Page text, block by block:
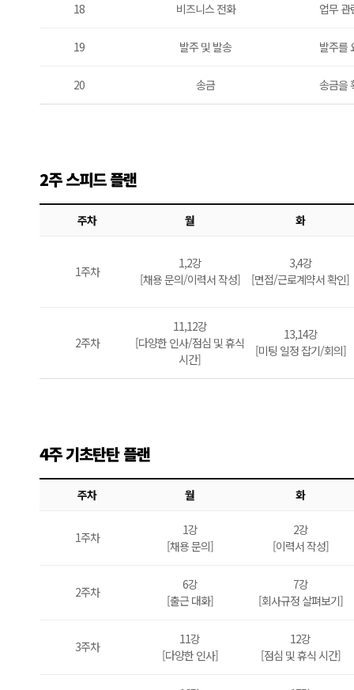
18 비즈니스 전화 업무 관
19 발주 및 발송 발주를
20 송금 송금을
2주 스피드 플랜
주차 월 화
1주차
1,2강
[채용 문의/이력서 작성]
3,4강
[면접/근로계약서 확인]
2주차
11,12강
[다양한 인사/점심 및 휴식
시간]
13,14강
[미팅 일정 잡기/회의]
4주 기초탄탄 플랜
주차 월 화
1주차
1강
[채용 문의]
2강
[이력서 작성]
2주차
6강
[출근 대화]
7강
[회사규정 살펴보기]
3주차
11강
[다양한 인사]
12강
[점심 및 휴식 시간]